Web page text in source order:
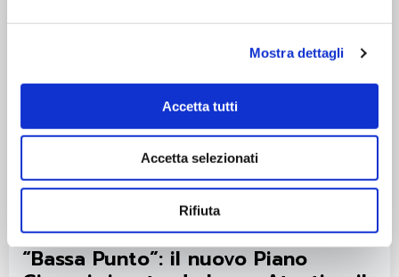
Mostra dettagli
Accetta tutti
Accetta selezionati
Rifiuta
11/06/2019
Piano Giovani
“Bassa Punto”: il nuovo Piano